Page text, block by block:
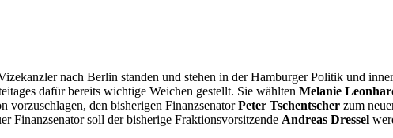
nach Berlin standen und stehen in der Hamburger Politik und
dafür bereits wichtige Weichen gestellt. Sie wählten Melanie
vorzuschlagen, den bisherigen FinanzsenatorPeter Tschentscher zum
Finanzsenator soll der bisherige Fraktionsvorsitzende Andreas Dressel